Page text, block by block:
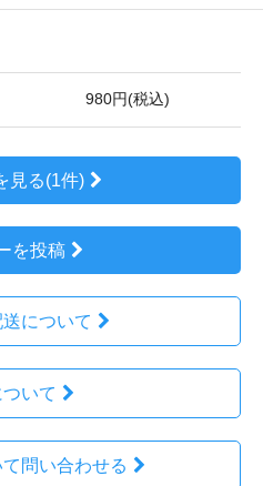
980円(税込)
見る(1件)
を投稿
について
いて
問い合わせる